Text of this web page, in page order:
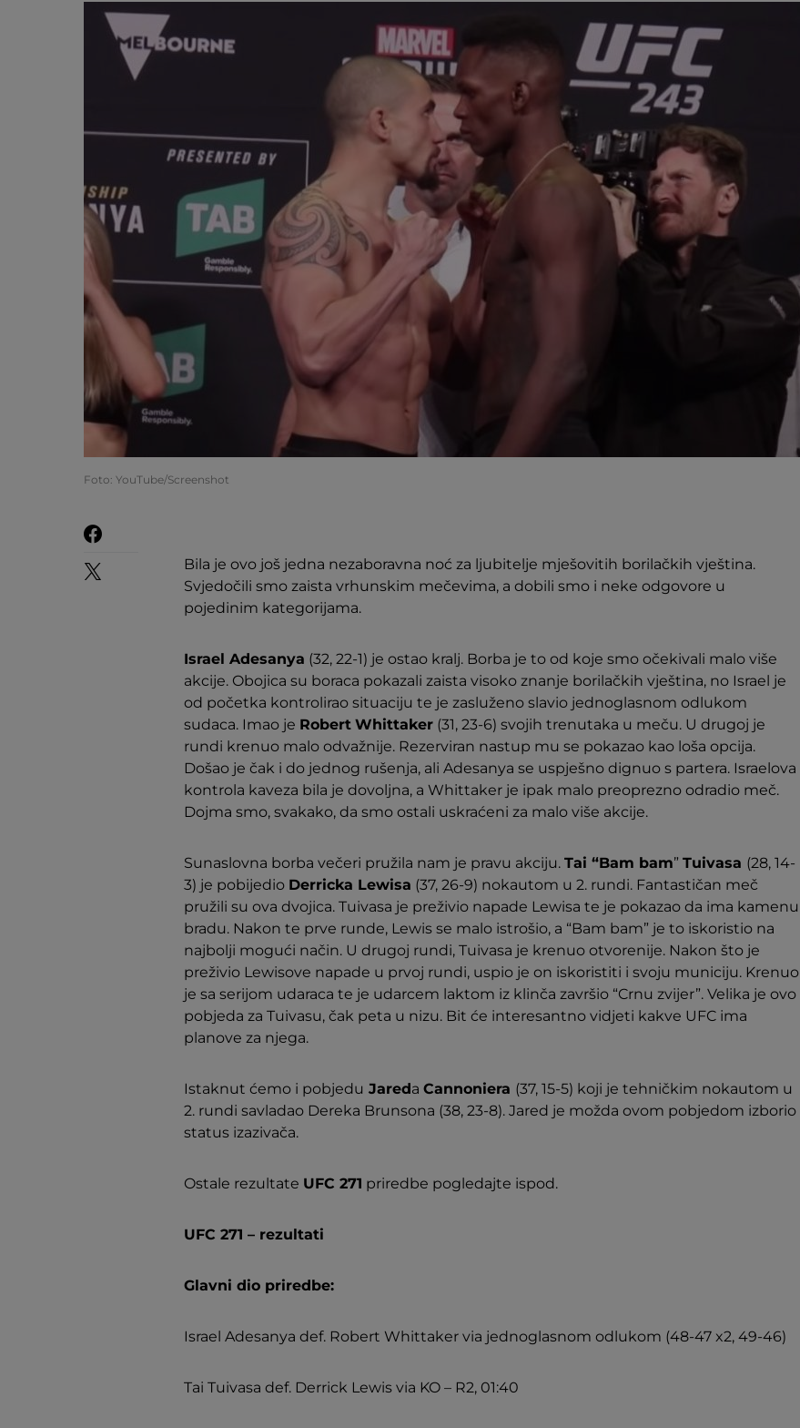
Foto: YouTube/Screenshot
Bila je ovo još jedna nezaboravna noć za ljubitelje mješovitih borilačkih vještina.
Svjedočili smo zaista vrhunskim mečevima, a dobili smo i neke odgovore u
pojedinim kategorijama.
Israel Adesanya (32, 22-1) je ostao kralj. Borba je to od koje smo očekivali malo više
akcije. Obojica su boraca pokazali zaista visoko znanje borilačkih vještina, no Israel je
od početka kontrolirao situaciju te je zasluženo slavio jednoglasnom odlukom
sudaca. Imao je Robert Whittaker (31, 23-6) svojih trenutaka u meču. U drugoj je
rundi krenuo malo odvažnije. Rezerviran nastup mu se pokazao kao loša opcija.
Došao je čak i do jednog rušenja, ali Adesanya se uspješno dignuo s partera. Israelova
kontrola kaveza bila je dovoljna, a Whittaker je ipak malo preoprezno odradio meč.
Dojma smo, svakako, da smo ostali uskraćeni za malo više akcije.
Sunaslovna borba večeri pružila nam je pravu akciju. Tai “Bam bam” Tuivasa (28, 14-
3) je pobijedio Derricka Lewisa (37, 26-9) nokautom u 2. rundi. Fantastičan meč
pružili su ova dvojica. Tuivasa je preživio napade Lewisa te je pokazao da ima kamenu
bradu. Nakon te prve runde, Lewis se malo istrošio, a “Bam bam” je to iskoristio na
najbolji mogući način. U drugoj rundi, Tuivasa je krenuo otvorenije. Nakon što je
preživio Lewisove napade u prvoj rundi, uspio je on iskoristiti i svoju municiju. Krenuo
je sa serijom udaraca te je udarcem laktom iz klinča završio “Crnu zvijer”. Velika je ovo
pobjeda za Tuivasu, čak peta u nizu. Bit će interesantno vidjeti kakve UFC ima
planove za njega.
Istaknut ćemo i pobjedu Jareda Cannoniera (37, 15-5) koji je tehničkim nokautom u
2. rundi savladao Dereka Brunsona (38, 23-8). Jared je možda ovom pobjedom izborio
status izazivača.
Ostale rezultate UFC 271 priredbe pogledajte ispod.
UFC 271 – rezultati
Glavni dio priredbe:
Israel Adesanya def. Robert Whittaker via jednoglasnom odlukom (48-47 x2, 49-46)
Tai Tuivasa def. Derrick Lewis via KO – R2, 01:40